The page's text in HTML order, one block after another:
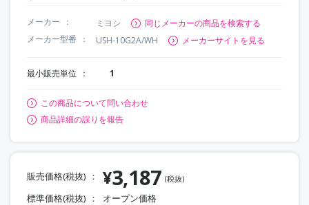
メーカー ミヨシ
同じメーカーの商品を検索する
メーカー型番
USH-10G2A/WH メーカーサイトを見る
最小販売単位 1
この商品について問い合わせ
商品詳細の誤りを報告
販売価格(税抜) ¥3,187 (税抜)
標準価格(税抜) オープン価格